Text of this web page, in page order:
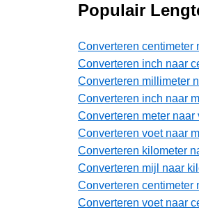
Populair
Converteren centimeter
Converteren inch naar
Converteren millimeter
Converteren inch naar
Converteren meter naar
Converteren voet naar
Converteren kilometer
Converteren mijl naar
Converteren centimeter
Converteren voet naar